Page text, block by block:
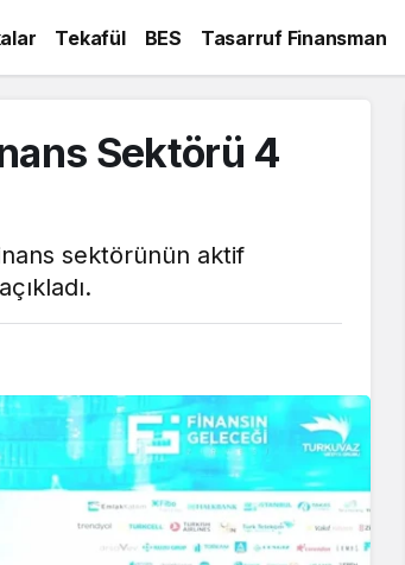
Tekafül BES Tasarruf Finansman
Sektörü 4
sektörünün aktif